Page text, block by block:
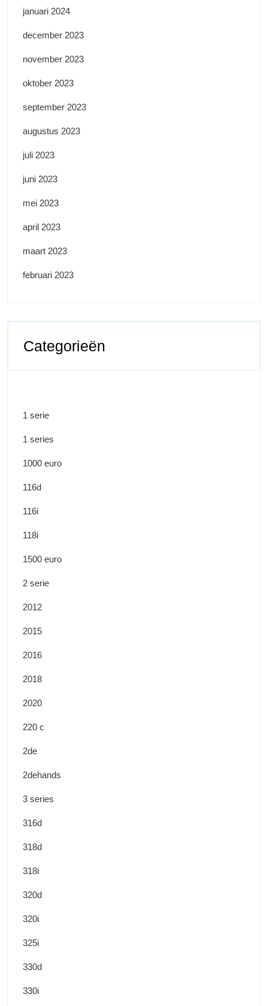
januari 2024
december 2023
november 2023
oktober 2023
september 2023
augustus 2023
juli 2023
juni 2023
mei 2023
april 2023
maart 2023
februari 2023
Categorieën
1 serie
1 series
1000 euro
116d
116i
118i
1500 euro
2 serie
2012
2015
2016
2018
2020
220 c
2de
2dehands
3 series
316d
318d
318i
320d
320i
325i
330d
330i